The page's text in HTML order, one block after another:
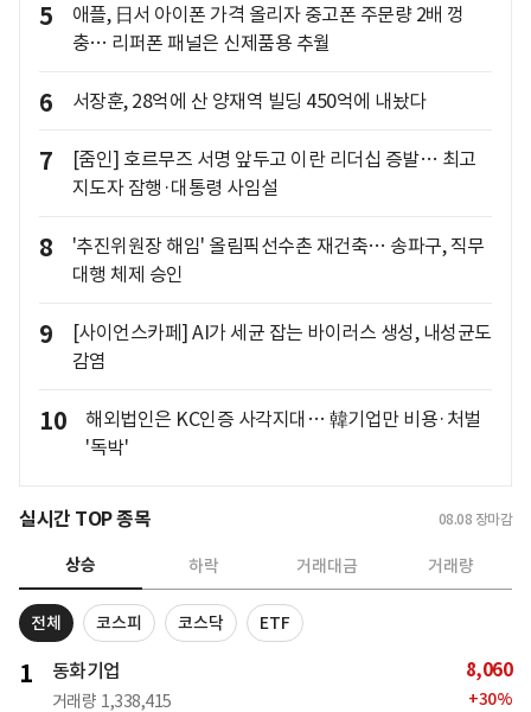
5
애플, 日서 아이폰 가격 올리자 중고폰 주문량 2배 껑
충… 리퍼폰 패널은 신제품용 추월
6 서장훈, 28억에 산 양재역 빌딩 450억에 내놨다
7
[줌인] 호르무즈 서명 앞두고 이란 리더십 증발… 최고
지도자 잠행·대통령 사임설
8
'추진위원장 해임' 올림픽선수촌 재건축… 송파구, 직무
대행 체제 승인
9
[사이언스카페] AI가 세균 잡는 바이러스 생성, 내성균도
감염
10
해외법인은 KC인증 사각지대… 韓기업만 비용·처벌
'독박'
실시간 TOP 종목 08.08 장마감
상승 하락 거래대금 거래량
전체 코스피 코스닥 ETF
1 동화기업
거래량 1,338,415
8,060
+30%